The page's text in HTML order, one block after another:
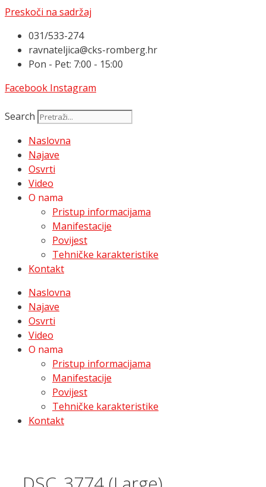
Preskoči na sadržaj
031/533-274
ravnateljica@cks-romberg.hr
Pon - Pet: 7:00 - 15:00
Facebook Instagram
Search
Naslovna
Najave
Osvrti
Video
O nama
Pristup informacijama
Manifestacije
Povijest
Tehničke karakteristike
Kontakt
Naslovna
Najave
Osvrti
Video
O nama
Pristup informacijama
Manifestacije
Povijest
Tehničke karakteristike
Kontakt